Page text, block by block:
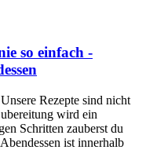
so einfach -
Rezepte sind nicht
wird ein
Schritten zauberst du
ist innerhalb